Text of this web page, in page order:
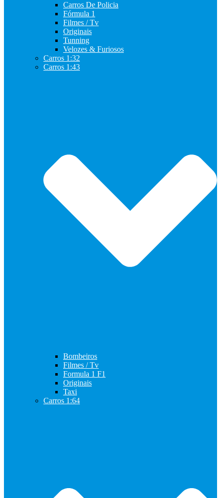
Carros De Policia
Fórmula 1
Filmes / Tv
Originais
Tunning
Velozes & Furiosos
Carros 1:32
Carros 1:43
Bombeiros
Filmes / Tv
Formula 1 F1
Originais
Taxi
Carros 1:64